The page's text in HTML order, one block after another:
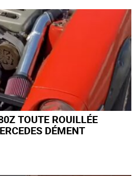
TOUTE ROUILLÉE
DÉMENT